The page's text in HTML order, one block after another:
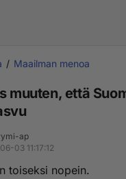
Maailman menoa
muuten, että
ap
03 11:17:12
toiseksi nopein.